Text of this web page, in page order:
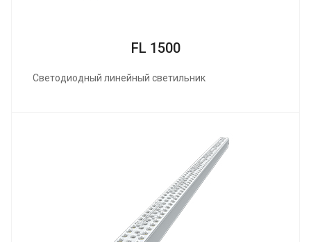
FL 1500
Светодиодный линейный светильник